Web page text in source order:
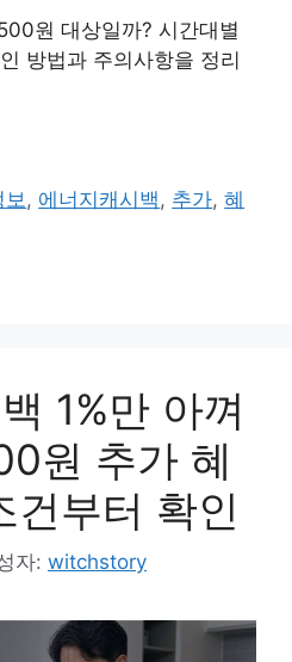
원 대상일까? 시간대별
방법과 주의사항을 정리
, 에너지캐시백 , 추가,혜
1%만 아껴
원 추가 혜
건부터 확인
자: witchstory